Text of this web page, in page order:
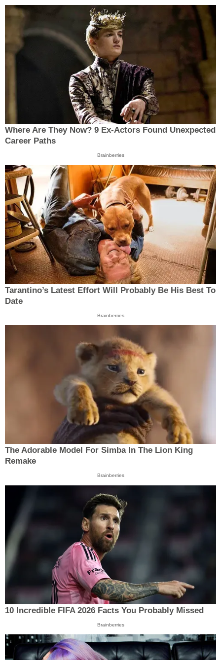
Where Are They Now? 9 Ex-Actors Found Unexpected
Career Paths
Brainberries
Tarantino’s Latest Effort Will Probably Be His Best To
Date
Brainberries
The Adorable Model For Simba In The Lion King
Remake
Brainberries
10 Incredible FIFA 2026 Facts You Probably Missed
Brainberries